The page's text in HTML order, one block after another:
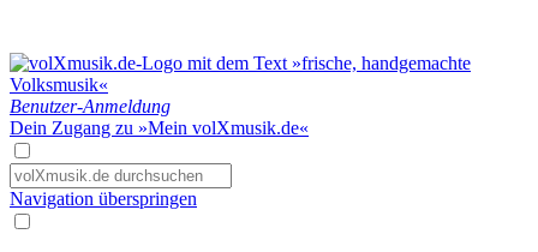
Benutzer-Anmeldung
Dein Zugang zu »Mein volXmusik.de«
Navigation überspringen